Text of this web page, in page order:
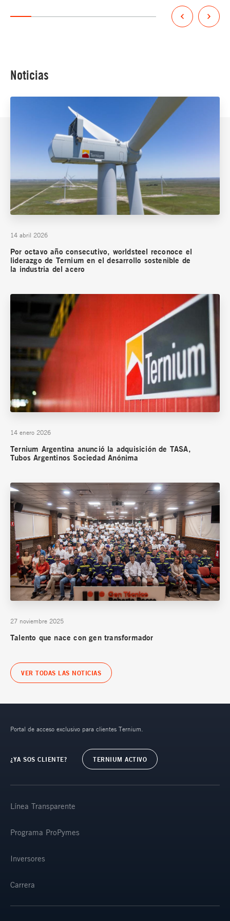
Noticias
14 abril 2026
Por octavo año consecutivo, worldsteel reconoce el
liderazgo de Ternium en el desarrollo sostenible de
la industria del acero
14 enero 2026
Ternium Argentina anunció la adquisición de TASA,
Tubos Argentinos Sociedad Anónima
27 noviembre 2025
Talento que nace con gen transformador
VER TODAS LAS NOTICIAS
Portal de acceso exclusivo para clientes Ternium.
¿YA SOS CLIENTE? TERNIUM ACTIVO
Línea Transparente
Programa ProPymes
Inversores
Carrera